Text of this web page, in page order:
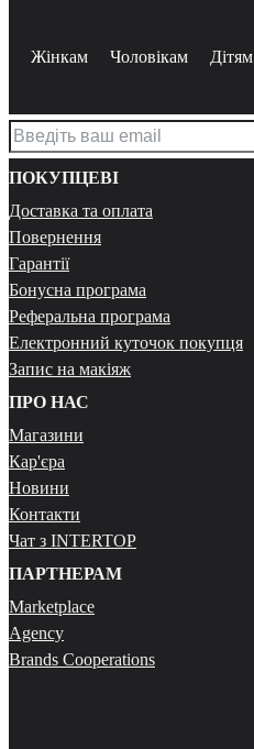
Жінкам Чоловікам Дітям
ПОКУПЦЕВІ
Доставка та оплата
Повернення
Гарантії
Бонусна програма
Реферальна програма
Електронний куточок покупця
Запис на макіяж
ПРО НАС
Магазини
Кар'єра
Новини
Контакти
Чат з INTERTOP
ПАРТНЕРАМ
Marketplace
Agency
Brands Cooperations